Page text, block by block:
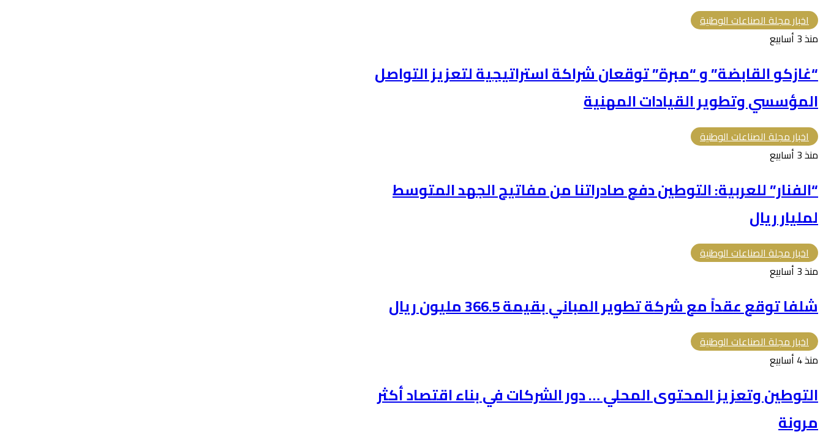
اخبار مجلة الصناعات الوطنية
منذ 3 أسابيع
“غازكو القابضة” و “مبرة” توقعان شراكة استراتيجية لتعزيز التواصل
المؤسسي وتطوير القيادات المهنية
اخبار مجلة الصناعات الوطنية
منذ 3 أسابيع
“الفنار” للعربية: التوطين دفع صادراتنا من مفاتيح الجهد المتوسط
لمليار ريال
اخبار مجلة الصناعات الوطنية
منذ 3 أسابيع
شلفا توقع عقداً مع شركة تطوير المباني بقيمة 366.5 مليون ريال
اخبار مجلة الصناعات الوطنية
منذ 4 أسابيع
التوطين وتعزيز المحتوى المحلي … دور الشركات في بناء اقتصاد أكثر
مرونة